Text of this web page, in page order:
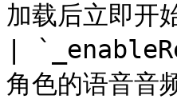
加载后立
|
角色的语